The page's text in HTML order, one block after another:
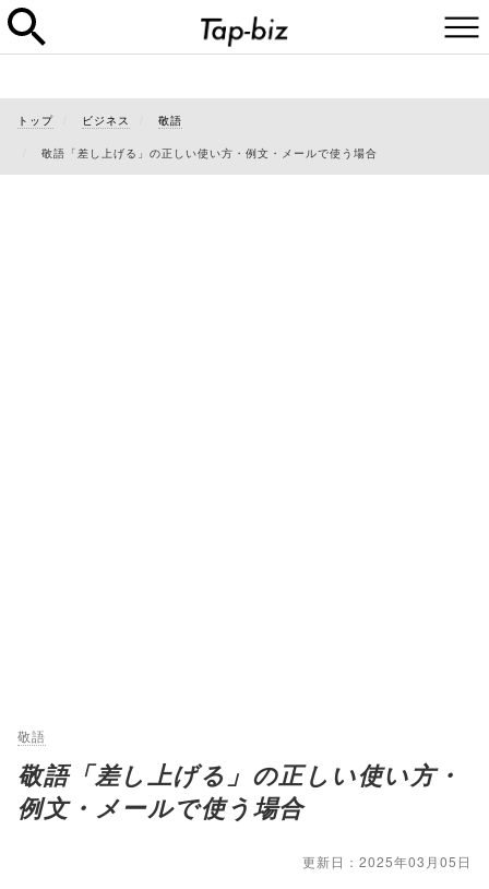
トップ ビジネス 敬語
敬語「差し上げる」の正しい使い方・例文・メールで使う場合
敬語
敬語「差し上げる」の正しい使い方・
例文・メールで使う場合
更新日：2025年03月05日